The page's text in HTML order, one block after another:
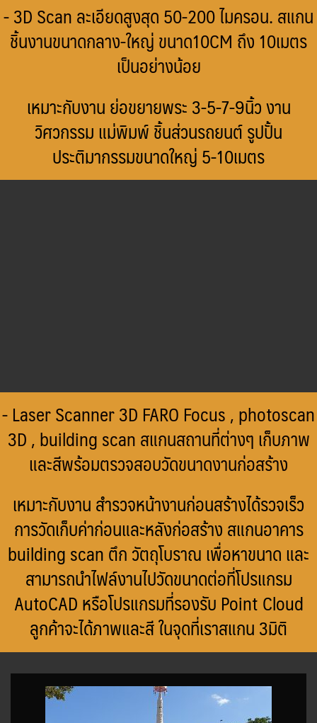
- 3D Scan ละเอียดสูงสุด 50-200 ไมครอน. สแกน
ชิ้นงานขนาดกลาง-ใหญ่ ขนาด10CM ถึง 10เมตร
เป็นอย่างน้อย
เหมาะกับงาน ย่อขยายพระ 3-5-7-9นิ้ว งาน
วิศวกรรม แม่พิมพ์ ชิ้นส่วนรถยนต์ รูปปั้น
ประติมากรรมขนาดใหญ่ 5-10เมตร
- Laser Scanner 3D FARO Focus , photoscan
3D , building scan สแกนสถานที่ต่างๆ เก็บภาพ
และสีพร้อมตรวจสอบวัดขนาดงานก่อสร้าง
เหมาะกับงาน สำรวจหน้างานก่อนสร้างได้รวจเร็ว
การวัดเก็บค่าก่อนและหลังก่อสร้าง สแกนอาคาร
building scan ตึก วัตถุโบราณ เพื่อหาขนาด และ
สามารถนำไฟล์งานไปวัดขนาดต่อที่โปรแกรม
AutoCAD หรือโปรแกรมที่รองรับ Point Cloud
ลูกค้าจะได้ภาพและสี ในจุดที่เราสแกน 3มิติ